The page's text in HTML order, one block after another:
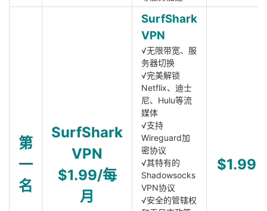
第
一
名
SurfShark
VPN
$1.99/每
月
SurfShark
VPN
√无限带宽、服
务器切换
√完美解锁
Netflix、迪士
尼、Hulu等流
媒体
√支持
Wireguard加
密协议
√其特有的
Shadowsocks
VPN协议
√安全的管辖权
$1.99